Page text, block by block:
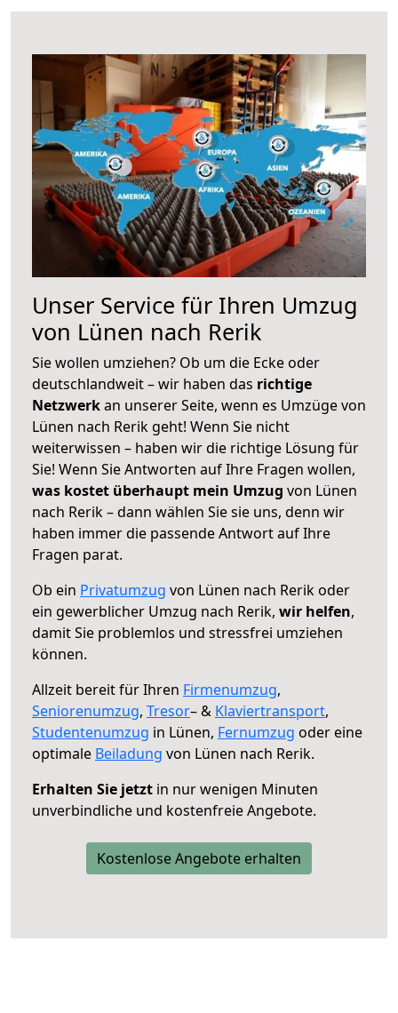
Unser Service für Ihren Umzug
von Lünen nach Rerik
Sie wollen umziehen? Ob um die Ecke oder
deutschlandweit – wir haben das richtige
Netzwerkan unserer Seite, wenn es Umzüge von
Lünen nach Rerik geht! Wenn Sie nicht
weiterwissen – haben wir die richtige Lösung für
Sie! Wenn Sie Antworten auf Ihre Fragen wollen,
was kostet überhaupt mein Umzug von Lünen
nach Rerik – dann wählen Sie sie uns, denn wir
haben immer die passende Antwort auf Ihre
Fragen parat.
Ob ein Privatumzug von Lünen nach Rerik oder
ein gewerblicher Umzug nach Rerik, wir helfen,
damit Sie problemlos und stressfrei umziehen
können.
Allzeit bereit für Ihren Firmenumzug,
Seniorenumzug, Tresor– & Klaviertransport,
Studentenumzug in Lünen, Fernumzug oder eine
optimale Beiladung von Lünen nach Rerik.
Erhalten Sie jetzt in nur wenigen Minuten
unverbindliche und kostenfreie Angebote.
Kostenlose Angebote erhalten